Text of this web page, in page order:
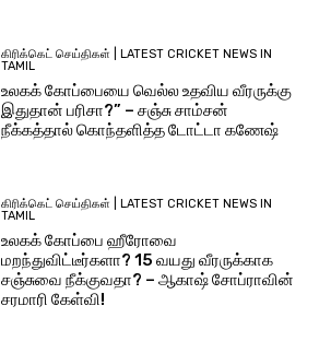
கிரிக்கெட் செய்திகள் | LATEST CRICKET NEWS IN
TAMIL
உலகக் கோப்பையை வெல்ல உதவிய வீரருக்கு
இதுதான் பரிசா?” – சஞ்சு சாம்சன்
நீக்கத்தால் கொந்தளித்த டோட்டா கணேஷ்
கிரிக்கெட் செய்திகள் | LATEST CRICKET NEWS IN
TAMIL
உலகக் கோப்பை ஹீரோவை
மறந்துவிட்டீர்களா? 15 வயது வீரருக்காக
சஞ்சுவை நீக்குவதா? – ஆகாஷ் சோப்ராவின்
சரமாரி கேள்வி!